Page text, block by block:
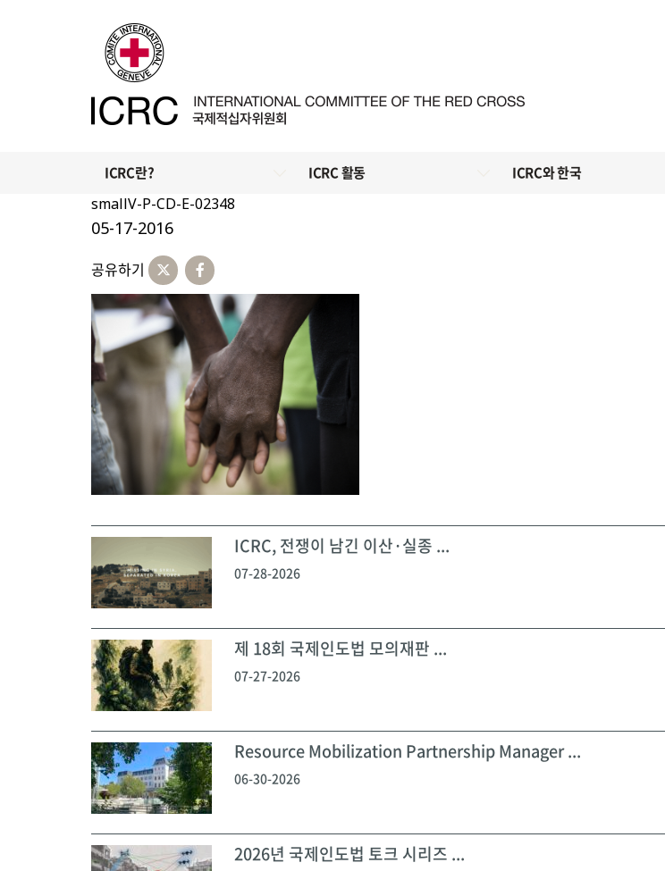
ICRC란? ICRC 활동 ICRC와 한국
smallV-P-CD-E-02348
05-17-2016
공유하기
ICRC, 전쟁이 남긴 이산·실종 ...
07-28-2026
제 18회 국제인도법 모의재판 ...
07-27-2026
Resource Mobilization Partnership Manager ...
06-30-2026
2026년 국제인도법 토크 시리즈 ...